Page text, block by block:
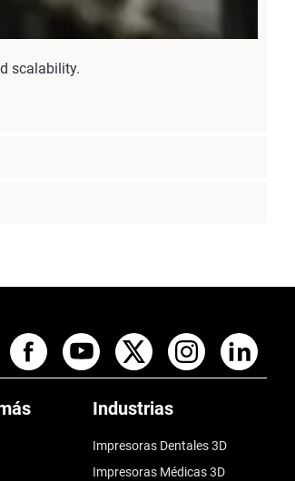
scalability.
Industrias
Impresoras Dentales 3D
Impresoras Médicas 3D